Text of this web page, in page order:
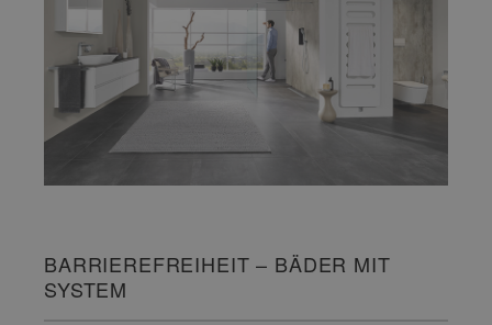
BARRIEREFREIHEIT – BÄDER MIT
SYSTEM